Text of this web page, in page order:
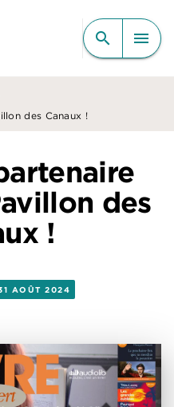
CONTENU
search menu
des Canaux !
des
!
AOÛT 2024